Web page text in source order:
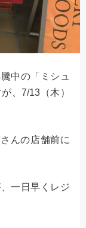
中の「ミシュ
、7/13（木）
んの店舗前に
一日早くレジ